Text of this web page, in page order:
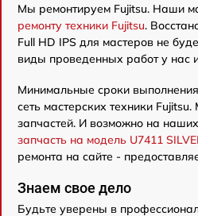
Мы ремонтируем Fujitsu. Наши
ремонту техники Fujitsu.
Full HD IPS для мастеров не
виды проведенных работ у нас
Минимальные сроки
сеть мастерских техники
запчастей. И возможно на
запчасть на модель U7411
ремонта на сайте -
Знаем свое дело
Будьте уверены в